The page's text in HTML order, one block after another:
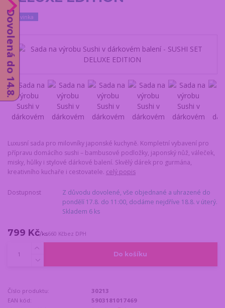
Novinka
Luxusní sada pro milovníky japonské kuchyně. Kompletní vybavení pro
přípravu domácího sushi – bambusové podložky, japonský nůž, váleček,
misky, hůlky i stylové dárkové balení. Skvělý dárek pro gurmána,
kreativního kuchaře i cestovatele. celý popis
Dostupnost
Z důvodu dovolené, vše objednané a uhrazené do
pondělí 17.8. do 11:00, dodáme nejdříve 18.8. v úterý.
Skladem 6 ks
799 Kč/ks660 Kčbez DPH
Do košíku
Číslo produktu:
30213
EAN kód:
5903181017469
Dovolená do 14.8.